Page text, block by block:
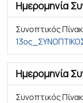
Ημερομηνία
Συνοπτικός
Ημερομηνία
Συνοπτικός